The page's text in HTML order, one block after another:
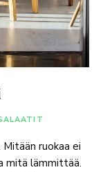
ruokaa ei
mitä lämmittää.